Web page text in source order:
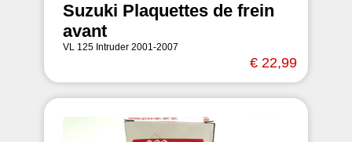
Suzuki Plaquettes de frein
avant
VL 125 Intruder 2001-2007
€ 22,99